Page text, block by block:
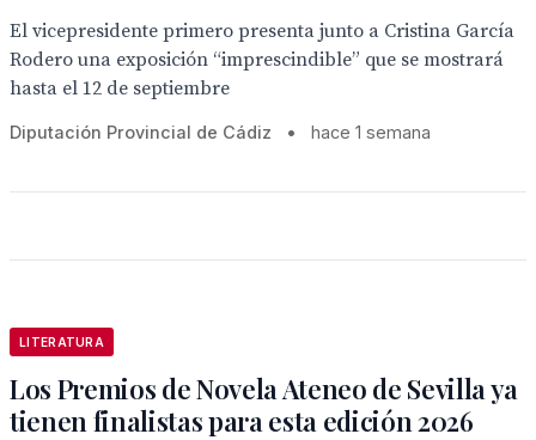
El vicepresidente primero presenta junto a Cristina García
Rodero una exposición “imprescindible” que se mostrará
hasta el 12 de septiembre
Diputación Provincial de Cádiz • hace 1 semana
LITERATURA
Los Premios de Novela Ateneo de Sevilla ya
tienen finalistas para esta edición 2026